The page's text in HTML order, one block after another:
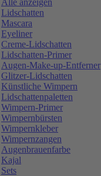
Alle anzeigen
Lidschatten
Mascara
Eyeliner
Creme-Lidschatten
Lidschatten-Primer
Augen-Make-up-Entferner
Glitzer-Lidschatten
Künstliche Wimpern
Lidschattenpaletten
Wimpern-Primer
Wimpernbürsten
Wimpernkleber
Wimpernzangen
Augenbrauenfarbe
Kajal
Sets